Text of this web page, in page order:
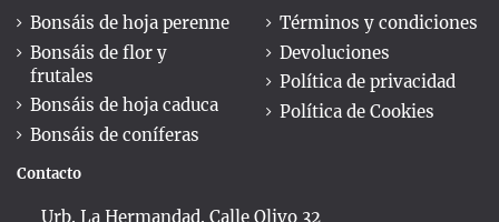
Bonsáis de hoja perenne
Bonsáis de flor y
frutales
Bonsáis de hoja caduca
Bonsáis de coníferas
Términos y condiciones
Devoluciones
Política de privacidad
Política de Cookies
Contacto
Urb. La Hermandad. Calle Olivo 32